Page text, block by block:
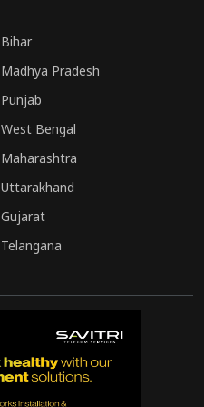
Bihar
Madhya Pradesh
Punjab
West Bengal
Maharashtra
Uttarakhand
Gujarat
Telangana